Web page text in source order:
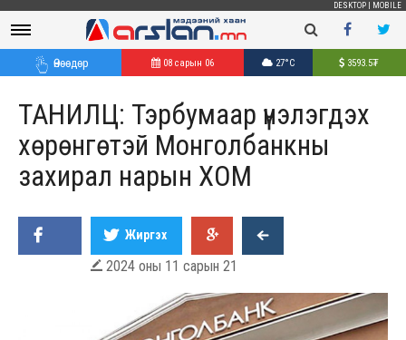
DESKTOP MOBILE
Өнөөдөр 08 сарын 06 27°C 3593.5₮
ТАНИЛЦ: Тэрбумаар үнэлэгдэх
хөрөнгөтэй Монголбанкны
захирал нарын ХОМ
Жиргэх
 2024 оны 11 сарын 21